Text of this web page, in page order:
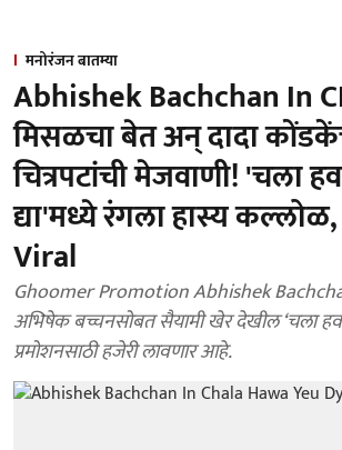
मनोरंजन बातम्या
Abhishek Bachchan In
मिसळचा बेत अन् दादा
चित्रपटांची मेजवाणी! 'चला
द्या'मध्ये रंगला हास्य
Viral
Ghoomer Promotion Abhishek
अभिषेक बच्चनसोबत सैयामी खेर देखील ‘चला
प्रमोशनसाठी हजेरी लावणार आहे.